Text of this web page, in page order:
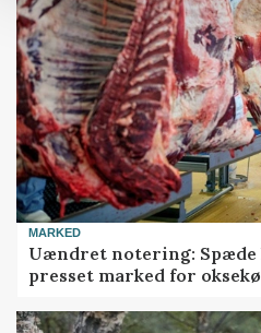
MARKED
Uændret notering:
presset marked for